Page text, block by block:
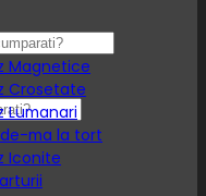
Magnetice
Crosetate
Lumanari
ma la tort
Iconite